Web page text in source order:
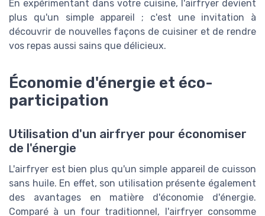
En expérimentant dans votre cuisine, l'airfryer devient
plus qu'un simple appareil ; c'est une invitation à
découvrir de nouvelles façons de cuisiner et de rendre
vos repas aussi sains que délicieux.
Économie d'énergie et éco-
participation
Utilisation d'un airfryer pour économiser
de l'énergie
L'airfryer est bien plus qu'un simple appareil de cuisson
sans huile. En effet, son utilisation présente également
des avantages en matière d'économie d'énergie.
Comparé à un four traditionnel, l'airfryer consomme